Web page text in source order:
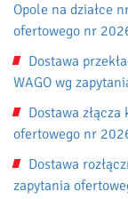
Opole na działce
ofertowego nr
Dostawa
WAGO wg
Dostawa
ofertowego nr
Dostawa
zapytania